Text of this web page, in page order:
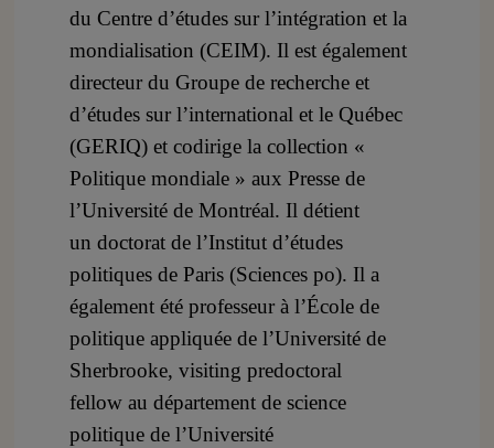
du Centre d’études sur l’intégration et la
mondialisation (CEIM). Il est également
directeur du Groupe de recherche et
d’études sur l’international et le Québec
(GERIQ) et codirige la collection «
Politique mondiale » aux Presse de
l’Université de Montréal. Il détient
un doctorat de l’Institut d’études
politiques de Paris (Sciences po). Il a
également été professeur à l’École de
politique appliquée de l’Université de
Sherbrooke, visiting predoctoral
fellow au département de science
politique de l’Université